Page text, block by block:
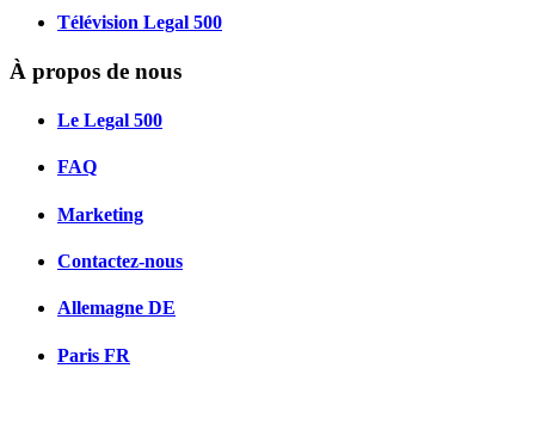
Télévision Legal 500
À propos de nous
Le Legal 500
FAQ
Marketing
Contactez-nous
Allemagne DE
Paris FR